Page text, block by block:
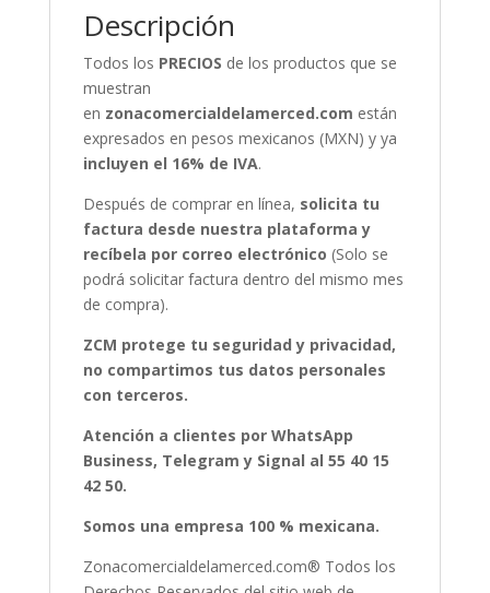
Descripción
Todos los PRECIOS de los productos que se
muestran
en zonacomercialdelamerced.com están
expresados en pesos mexicanos (MXN) y ya
incluyen el 16% de IVA.
Después de comprar en línea, solicita tu
factura desde nuestra plataforma y
recíbela por correo electrónico (Solo se
podrá solicitar factura dentro del mismo mes
de compra).
ZCM protege tu seguridad y privacidad,
no compartimos tus datos personales
con terceros.
Atención a clientes por WhatsApp
Business, Telegram y Signal al 55 40 15
42 50.
Somos una empresa 100 % mexicana.
Zonacomercialdelamerced.com® Todos los